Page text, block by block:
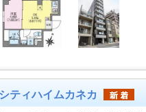
ティハイムカネカ